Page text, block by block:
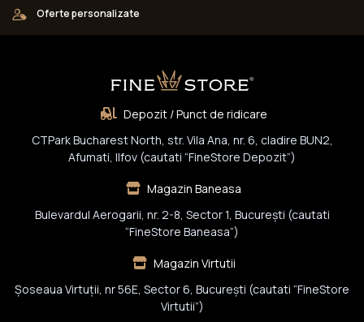
Oferte personalizate
Depozit / Punct de ridicare
CTPark Bucharest North, str. Vila Ana, nr. 6, cladire BUN2,
Afumati, Ilfov (cautati “FineStore Depozit”)
Magazin Baneasa
Bulevardul Aerogarii, nr. 2-8, Sector 1, Bucureşti (cautati
“FineStore Baneasa”)
Magazin Virtutii
Șoseaua Virtuții, nr 56E, Sector 6, București (cautati “FineStore
Virtutii”)